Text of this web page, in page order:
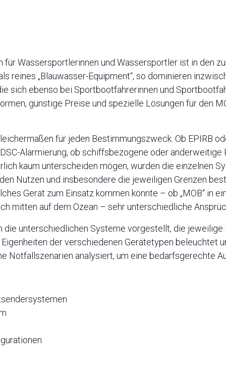
Wassersportlerinnen und Wassersportler ist in den
reines „Blauwasser-Equipment“, so dominieren
sich ebenso bei Sportbootfahrerinnen und
günstige Preise und spezielle Lösungen für den
für jeden Bestimmungszweck. Ob EPIRB
Alarmierung, ob schiffsbezogene oder
kaum unterscheiden mögen, wurden die einzelnen
Nutzen und insbesondere die jeweiligen Grenzen
Gerät zum Einsatz kommen könnte – ob „MOB“ in
mitten auf dem Ozean – sehr unterschiedliche
die unterschiedlichen Systeme vorgestellt, die jeweilige
der verschiedenen Gerätetypen beleuchtet
Notfallszenarien analysiert, um eine bedarfsgerechte